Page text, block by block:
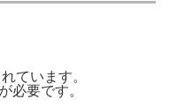
ています。
が必要です。